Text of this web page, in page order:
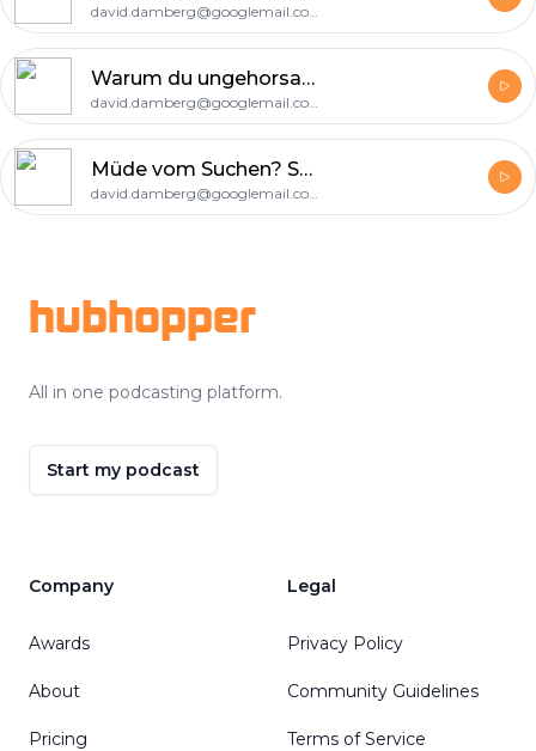
david.damberg@googlemail.com
Warum du ungehorsam sein musst!
david.damberg@googlemail.com
Müde vom Suchen? Spiritueller Burnout
david.damberg@googlemail.com
hubhopper
All in one podcasting platform.
Start my podcast
Company
Awards
About
Pricing
Legal
Privacy Policy
Community Guidelines
Terms of Service